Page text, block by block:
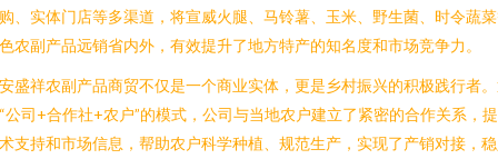
、实体门店等多渠道，将宣威火腿、马铃薯、玉米、野生菌、时令蔬
农副产品远销省内外，有效提升了地方特产的知名度和市场竞争力。
盛祥农副产品商贸不仅是一个商业实体，更是乡村振兴的积极践行者
公司+合作社+农户”的模式，公司与当地农户建立了紧密的合作关系，
支持和市场信息，帮助农户科学种植、规范生产，实现了产销对接，